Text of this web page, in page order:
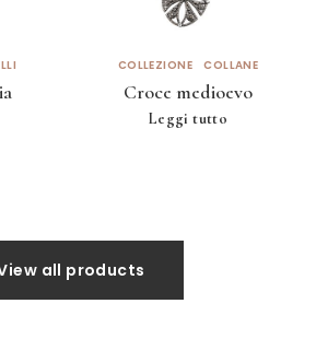
COLLEZIONE COLLANE
Croce medioevo
Leggi tutto
all products